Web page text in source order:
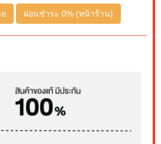
ผ่อนชำระ 0% (หน้าร้าน)